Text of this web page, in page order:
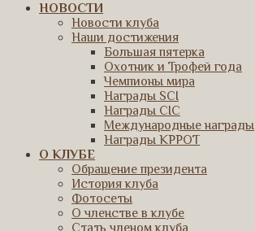
НОВОСТИ
Новости клуба
Наши достижения
Большая пятерка
Охотник и Трофей года
Чемпионы мира
Награды SCI
Награды CIC
Международные награды
Награды КРРОТ
О КЛУБЕ
Обращение президента
История клуба
Фотосеты
О членстве в клубе
Стать членом клуба